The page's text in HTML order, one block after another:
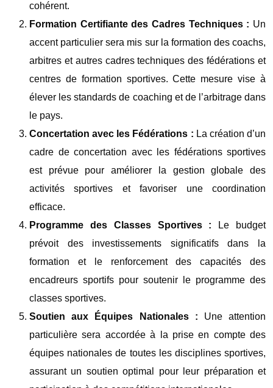
cohérent.
Formation Certifiante des Cadres Techniques : Un
accent particulier sera mis sur la formation des coachs,
arbitres et autres cadres techniques des fédérations et
centres de formation sportives. Cette mesure vise à
élever les standards de coaching et de l’arbitrage dans
le pays.
Concertation avec les Fédérations : La création d’un
cadre de concertation avec les fédérations sportives
est prévue pour améliorer la gestion globale des
activités sportives et favoriser une coordination
efficace.
Programme des Classes Sportives : Le budget
prévoit des investissements significatifs dans la
formation et le renforcement des capacités des
encadreurs sportifs pour soutenir le programme des
classes sportives.
Soutien aux Équipes Nationales : Une attention
particulière sera accordée à la prise en compte des
équipes nationales de toutes les disciplines sportives,
assurant un soutien optimal pour leur préparation et